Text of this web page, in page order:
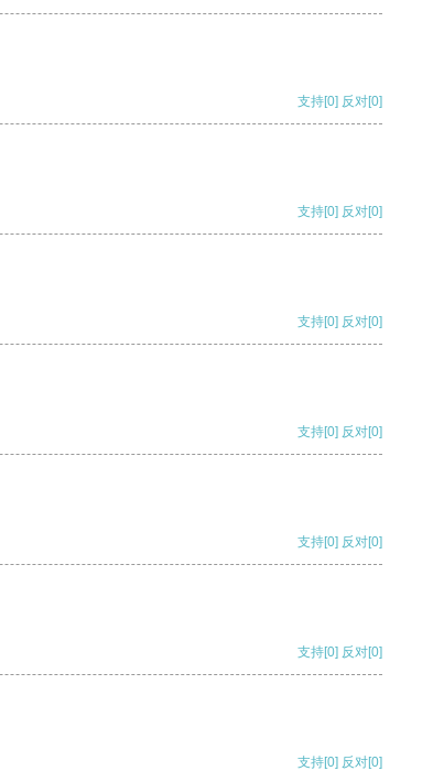
支持[0] 反对[0]
支持[0] 反对[0]
支持[0] 反对[0]
支持[0] 反对[0]
支持[0] 反对[0]
支持[0] 反对[0]
支持[0] 反对[0]